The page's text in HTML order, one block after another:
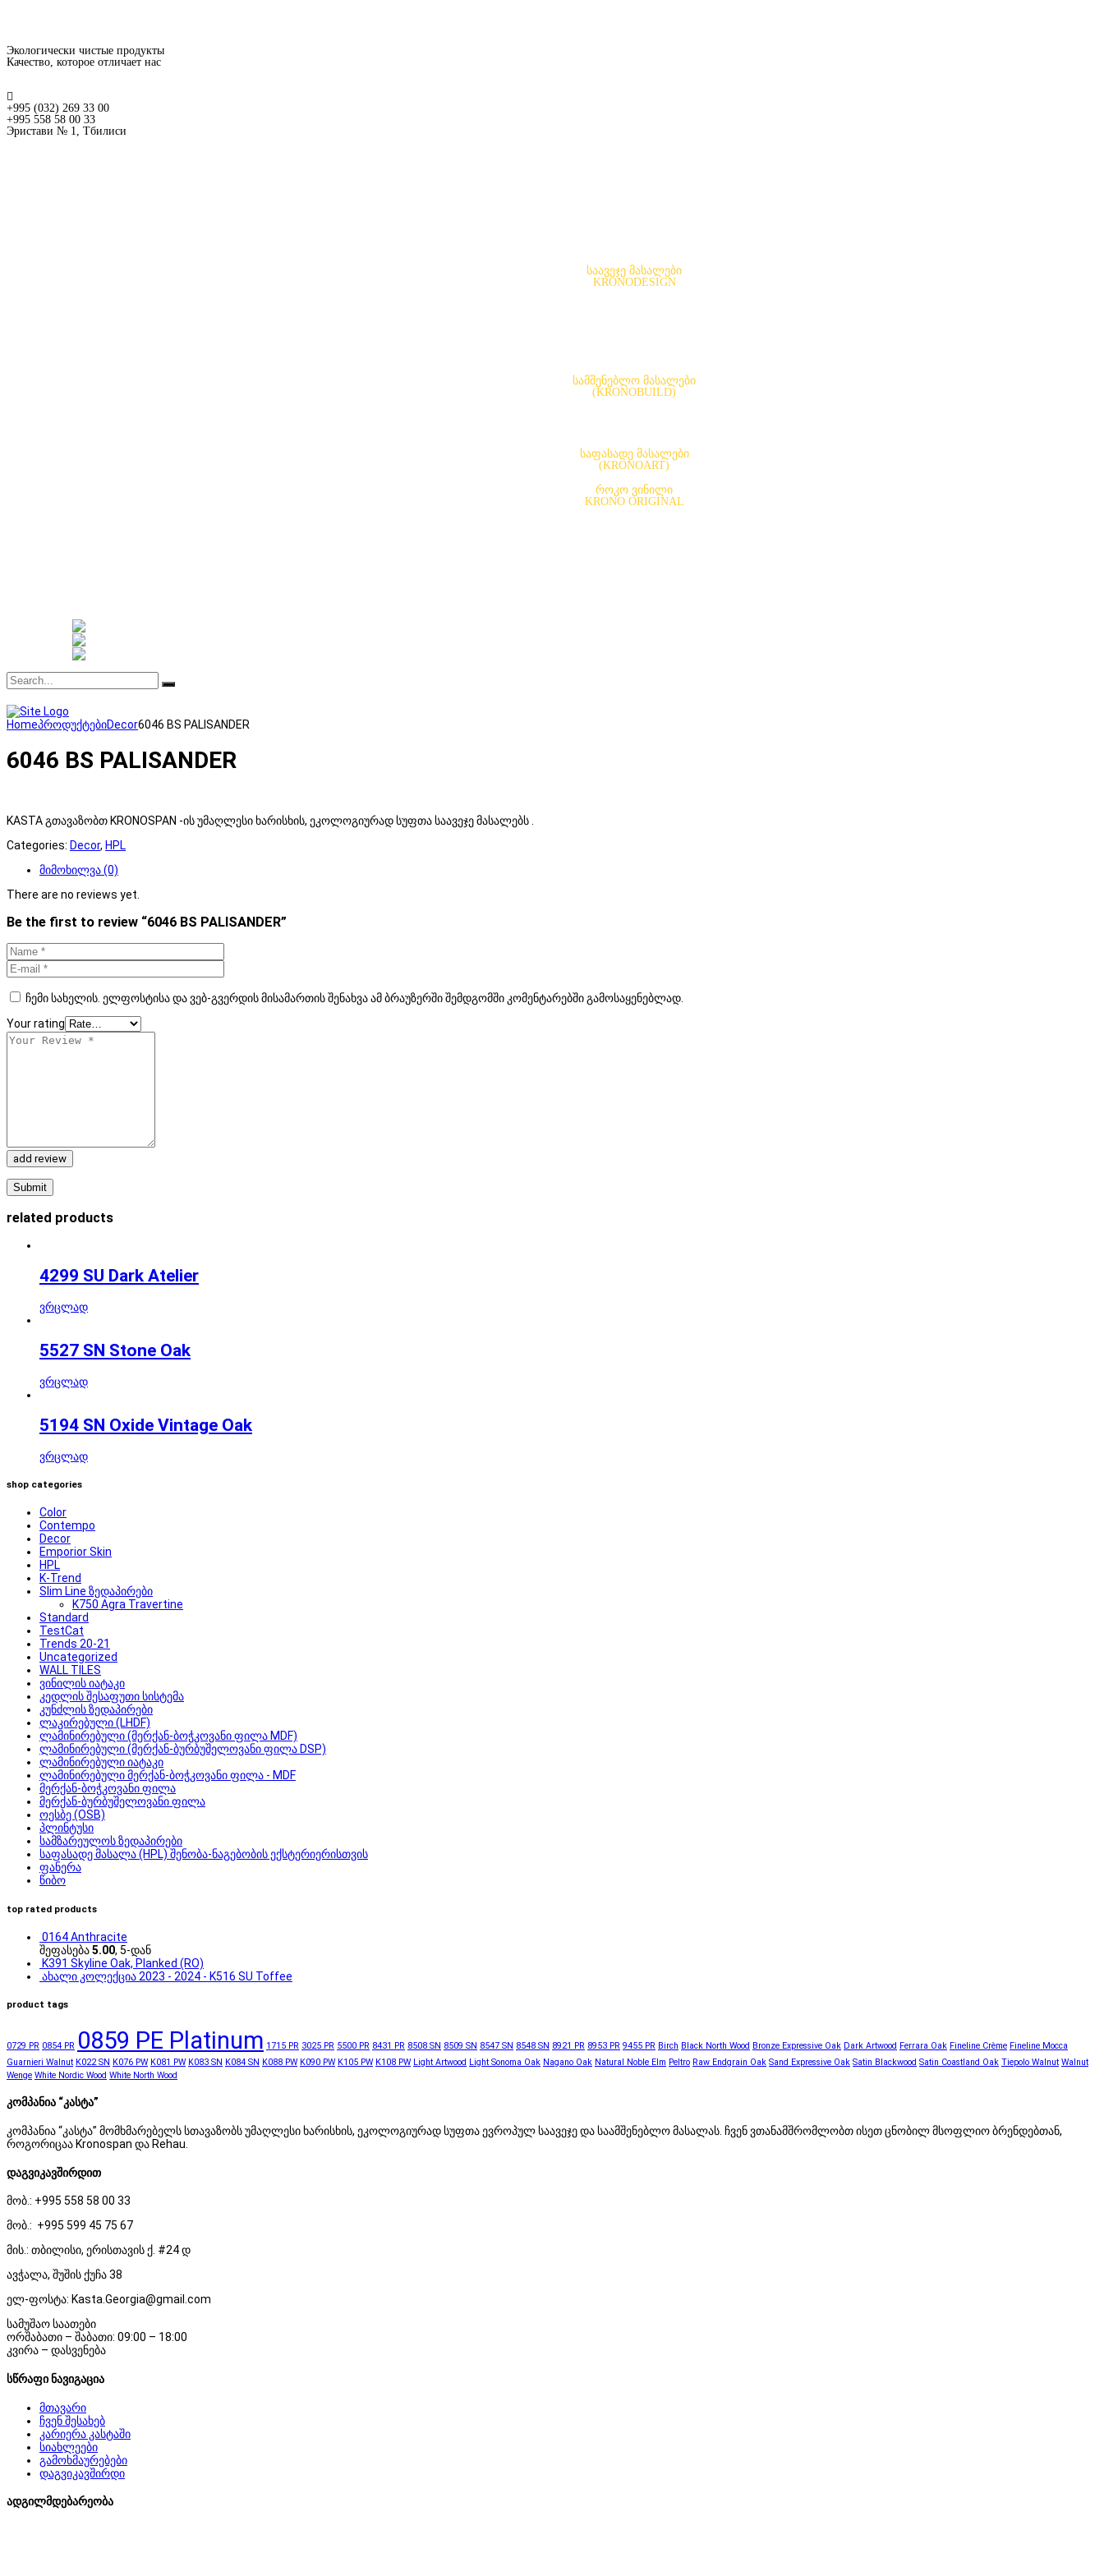
Экологически чистые продукты
Качество, которое отличает нас
+995 (032) 269 33 00
+995 558 58 00 33
Эристави № 1, Тбилиси
საავეჯე მასალები
KRONODESIGN
სამშენებლო მასალები
(KRONOBUILD)
საფასადე მასალები
(KRONOART)
როკო ვინილი
KRONO ORIGINAL
HomeპროდუქტებიDecor6046 BS PALISANDER
6046 BS PALISANDER
KASTA გთავაზობთ KRONOSPAN -ის უმაღლესი ხარისხის, ეკოლოგიურად სუფთა საავეჯე მასალებს .
Categories: Decor, HPL
მიმოხილვა (0)
There are no reviews yet.
Be the first to review “6046 BS PALISANDER”
ჩემი სახელის. ელფოსტისა და ვებ-გვერდის მისამართის შენახვა ამ ბრაუზერში შემდგომში კომენტარებში გამოსაყენებლად.
Your rating
add review
related products
4299 SU Dark Atelier
ვრცლად
5527 SN Stone Oak
ვრცლად
5194 SN Oxide Vintage Oak
ვრცლად
shop categories
Color
Contempo
Decor
Emporior Skin
HPL
K-Trend
Slim Line ზედაპირები
K750 Agra Travertine
Standard
TestCat
Trends 20-21
Uncategorized
WALL TILES
ვინილის იატაკი
კედლის შესაფუთი სისტემა
კუნძლის ზედაპირები
ლაკირებული (LHDF)
ლამინირებული (მერქან-ბოჭკოვანი ფილა MDF)
ლამინირებული (მერქან-ბურბუშელოვანი ფილა DSP)
ლამინირებული იატაკი
ლამინირებული მერქან-ბოჭკოვანი ფილა - MDF
მერქან-ბოჭკოვანი ფილა
მერქან-ბურბუშელოვანი ფილა
ოესბე (OSB)
პლინტუსი
სამზარეულოს ზედაპირები
საფასადე მასალა (HPL) შენობა-ნაგებობის ექსტერიერისთვის
ფანერა
წიბო
top rated products
0164 Anthracite
შეფასება5.00, 5-დან
K391 Skyline Oak, Planked (RO)
ახალი კოლექცია 2023 - 2024 - K516 SU Toffee
product tags
0729 PR 0854 PR 0859 PE Platinum 1715 PR 3025 PR 5500 PR 8431 PR 8508 SN 8509 SN 8547 SN 8548 SN 8921 PR 8953 PR 9455 PR Birch Black North Wood Bronze Expressive Oak Dark Artwood Ferrara Oak Fineline Crème Fineline Mocca
Guarnieri Walnut K022 SN K076 PW K081 PW K083 SN K084 SN K088 PW K090 PW K105 PW K108 PW Light Artwood Light Sonoma Oak Nagano Oak Natural Noble Elm Peltro Raw Endgrain Oak Sand Expressive Oak Satin Blackwood Satin Coastland Oak Tiepolo Walnut Walnut
Wenge White Nordic Wood White North Wood
კომპანია “კასტა”
კომპანია “კასტა” მომხმარებელს სთავაზობს უმაღლესი ხარისხის, ეკოლოგიურად სუფთა ევროპულ საავეჯე და საამშენებლო მასალას. ჩვენ ვთანამშრომლობთ ისეთ ცნობილ მსოფლიო ბრენდებთან,
როგორიცაა Kronospan და Rehau.
დაგვიკავშირდით
მობ.: +995 558 58 00 33
მობ.: +995 599 45 75 67
მის.: თბილისი, ერისთავის ქ. #24 დ
ავჭალა, შუშის ქუჩა 38
ელ-ფოსტა: Kasta.Georgia@gmail.com
სამუშაო საათები
ორშაბათი – შაბათი: 09:00 – 18:00
კვირა – დასვენება
სწრაფი ნავიგაცია
მთავარი
ჩვენ შესახებ
კარიერა კასტაში
სიახლეები
გამოხმაურებები
დაგვიკავშირდი
ადგილმდებარეობა